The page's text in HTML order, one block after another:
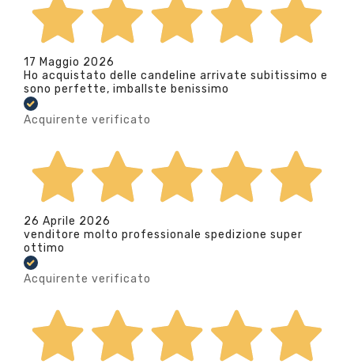
17 Maggio 2026
Ho acquistato delle candeline arrivate subitissimo e
sono perfette, imballste benissimo
Acquirente verificato
26 Aprile 2026
venditore molto professionale spedizione super
ottimo
Acquirente verificato